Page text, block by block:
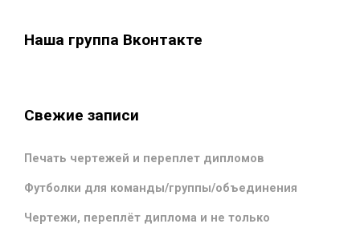
Наша группа Вконтакте
Свежие записи
Печать чертежей и переплет дипломов
Футболки для команды/группы/объединения
Чертежи, переплёт диплома и не только